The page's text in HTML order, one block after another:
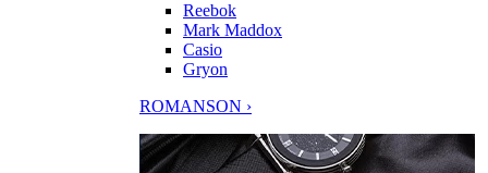
Reebok
Mark Maddox
Casio
Gryon
ROMANSON ›